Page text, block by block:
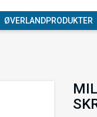
ØVERLANDPRODUKTER